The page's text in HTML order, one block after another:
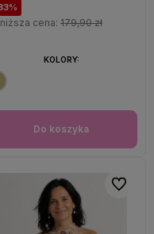
cena: 179,90 zł
Do koszyka
KOLORY:
Do